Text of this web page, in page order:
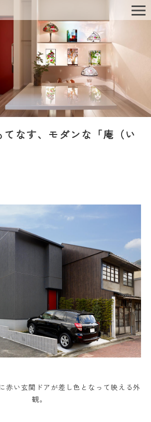
てなす、モダンな「庵（い
赤い玄関ドアが差し色となって映える外
観。